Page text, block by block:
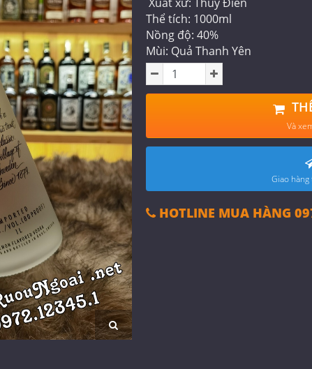
Thể tích: 1000ml
Nồng độ: 40%
Mùi: Quả Thanh Yên
Và
Giao
HOTLINE MUA HÀNG